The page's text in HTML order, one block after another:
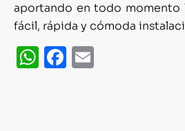
aportando en todo momento
fácil, rápida y cómoda
WhatsApp
Facebook